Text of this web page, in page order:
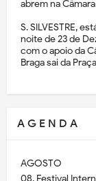
abrem na
S. SILVESTRE,
noite de 23 de
com o apoio da
Braga sai da
A G E N D A
AGOSTO
08, Festival